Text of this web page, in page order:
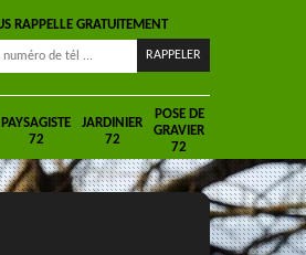
RAPPELLE GRATUITEMENT
PAYSAGISTE
72
JARDINIER
72
POSE DE
GRAVIER
72